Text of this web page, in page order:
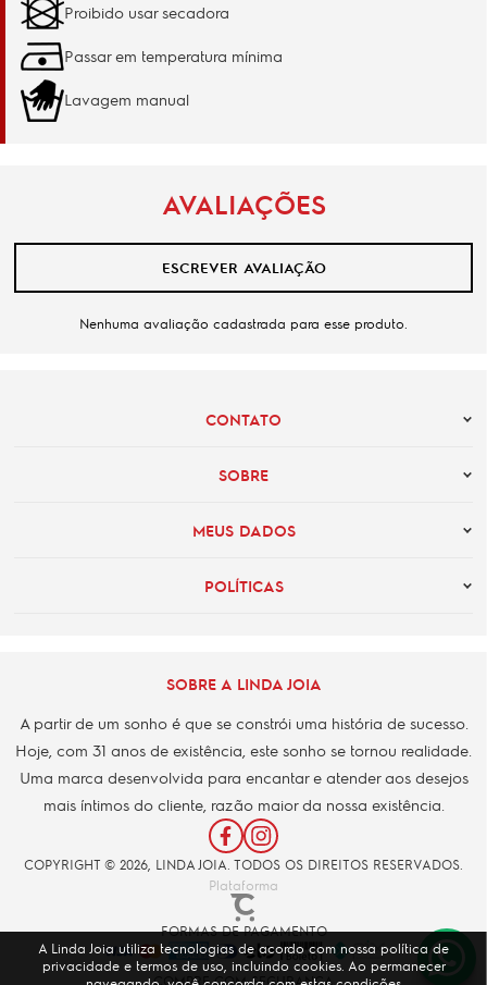
Proibido usar secadora
Passar em temperatura mínima
Lavagem manual
AVALIAÇÕES
ESCREVER AVALIAÇÃO
Nenhuma avaliação cadastrada para esse produto.
CONTATO
SOBRE
MEUS DADOS
POLÍTICAS
SOBRE A LINDA JOIA
A partir de um sonho é que se constrói uma história de sucesso.
Hoje, com 31 anos de existência, este sonho se tornou realidade.
Uma marca desenvolvida para encantar e atender aos desejos
mais íntimos do cliente, razão maior da nossa existência.
COPYRIGHT © 2026, LINDA JOIA. TODOS OS DIREITOS RESERVADOS.
Plataforma
FORMAS DE PAGAMENTO
COMPRE COM SEGURANÇA
A Linda Joia utiliza tecnologias de acordo com nossa política de
privacidade e termos de uso, incluindo cookies. Ao permanecer